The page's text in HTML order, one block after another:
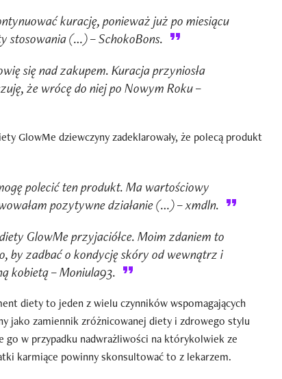
kurację, ponieważ już po miesiącu
stosowania (…) – SchokoBons.
się nad zakupem. Kuracja przyniosła
że wrócę do niej po Nowym Roku –
GlowMe dziewczyny zadeklarowały, że polecą produkt
polecić ten produkt. Ma wartościowy
pozytywne działanie (…) – xmdln.
GlowMe przyjaciółce. Moim zdaniem to
by zadbać o kondycję skóry od wewnątrz i
kobietą – Moniula93.
diety to jeden z wielu czynników wspomagających
jako zamiennik zróżnicowanej diety i zdrowego stylu
go w przypadku nadwrażliwości na którykolwiek ze
karmiące powinny skonsultować to z lekarzem.